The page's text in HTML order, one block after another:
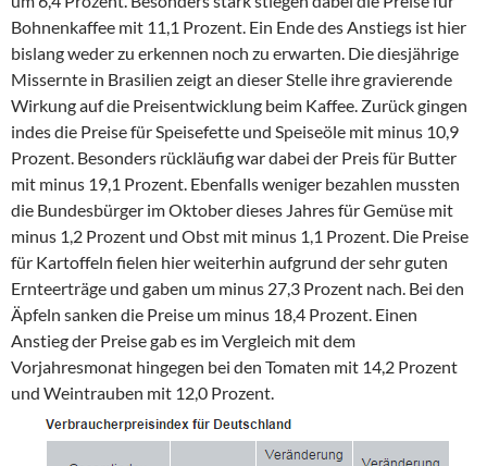
Bohnenkaffee mit 11,1 Prozent. Ein Ende des Anstiegs ist hier
bislang weder zu erkennen noch zu erwarten. Die diesjährige
Missernte in Brasilien zeigt an dieser Stelle ihre gravierende
Wirkung auf die Preisentwicklung beim Kaffee. Zurück gingen
indes die Preise für Speisefette und Speiseöle mit minus 10,9
Prozent. Besonders rückläufig war dabei der Preis für Butter
mit minus 19,1 Prozent. Ebenfalls weniger bezahlen mussten
die Bundesbürger im Oktober dieses Jahres für Gemüse mit
minus 1,2 Prozent und Obst mit minus 1,1 Prozent. Die Preise
für Kartoffeln fielen hier weiterhin aufgrund der sehr guten
Ernteerträge und gaben um minus 27,3 Prozent nach. Bei den
Äpfeln sanken die Preise um minus 18,4 Prozent. Einen
Anstieg der Preise gab es im Vergleich mit dem
Vorjahresmonat hingegen bei den Tomaten mit 14,2 Prozent
und Weintrauben mit 12,0 Prozent.